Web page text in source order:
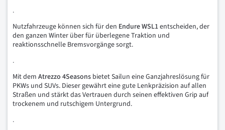
.
Nutzfahrzeuge können sich für den Endure WSL1entscheiden, der
den ganzen Winter über für überlegene Traktion und
reaktionsschnelle Bremsvorgänge sorgt.
.
Mit dem Atrezzo 4Seasons bietet Sailun eine Ganzjahreslösung für
PKWs und SUVs. Dieser gewährt eine gute Lenkpräzision auf allen
Straßen und stärkt das Vertrauen durch seinen effektiven Grip auf
trockenem und rutschigem Untergrund.
.